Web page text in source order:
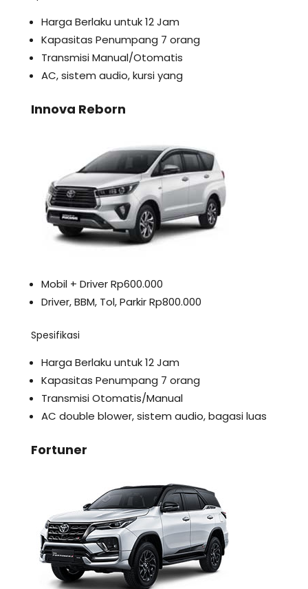
Harga Berlaku untuk 12 Jam
Kapasitas Penumpang 7 orang
Transmisi Manual/Otomatis
AC, sistem audio, kursi yang
Innova Reborn
Mobil + Driver Rp600.000
Driver, BBM, Tol, Parkir Rp800.000
Spesifikasi
Harga Berlaku untuk 12 Jam
Kapasitas Penumpang 7 orang
Transmisi Otomatis/Manual
AC double blower, sistem audio, bagasi luas
Fortuner